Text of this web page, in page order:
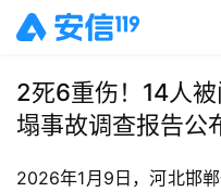
2死6重伤！14人被
塌事故调查报告公
2026年1月9日，河北邯